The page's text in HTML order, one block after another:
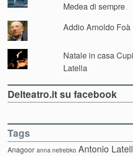
Medea di sempre
Addio Arnoldo Foà
Natale in casa
Latella
Delteatro.it su facebook
Tags
Anagoor anna netrebko Antonio